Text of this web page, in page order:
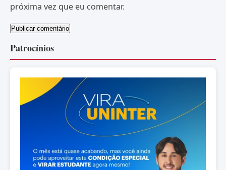
próxima vez que eu comentar.
Patrocínios